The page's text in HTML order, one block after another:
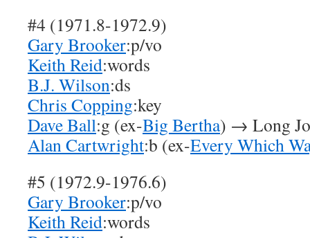
#4 (1971.8-1972.9)
Gary Brooker:p/vo
Keith Reid:words
B.J. Wilson:ds
Chris Copping:key
Dave Ball:g (ex-Big Bertha) → Long
Alan Cartwright:b (ex-Every Which
#5 (1972.9-1976.6)
Gary Brooker:p/vo
Keith Reid:words